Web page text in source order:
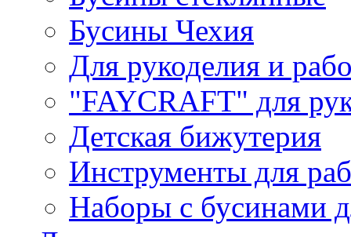
Бусины Чехия
Для рукоделия и
"FAYCRAFT" для
Детская бижутерия
Инструменты для
Наборы с бусинами